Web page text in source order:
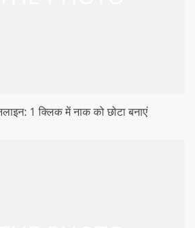
1 क्लिक में नाक को छोटा बनाएं